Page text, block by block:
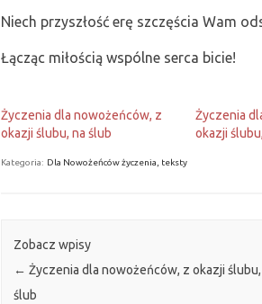
Niech przyszłość erę szczęścia Wam
Łącząc miłością wspólne serca bicie!
Życzenia dla nowożeńców, z
okazji ślubu, na ślub
Życzenia
okazji
Kategoria: Dla Nowożeńców życzenia, teksty
Zobacz wpisy
← Życzenia dla nowożeńców, z okazji ślubu,
ślub